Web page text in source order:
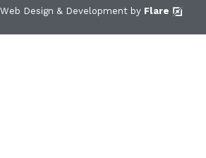
Web Design & Development by Flare